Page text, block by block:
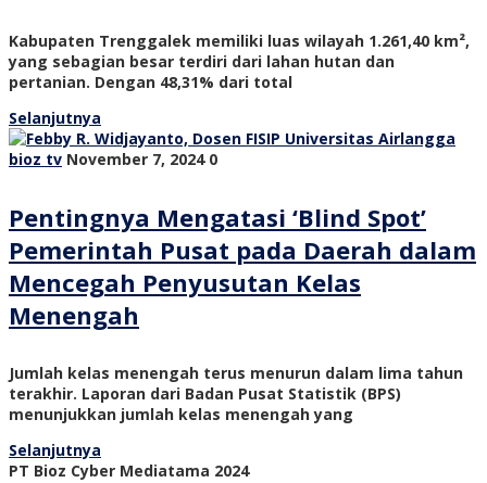
Kabupaten Trenggalek memiliki luas wilayah 1.261,40 km²,
yang sebagian besar terdiri dari lahan hutan dan
pertanian. Dengan 48,31% dari total
Selanjutnya
bioz tv November 7, 2024 0
Pentingnya Mengatasi ‘Blind Spot’
Pemerintah Pusat pada Daerah dalam
Mencegah Penyusutan Kelas
Menengah
Jumlah kelas menengah terus menurun dalam lima tahun
terakhir. Laporan dari Badan Pusat Statistik (BPS)
menunjukkan jumlah kelas menengah yang
Selanjutnya
PT Bioz Cyber Mediatama 2024